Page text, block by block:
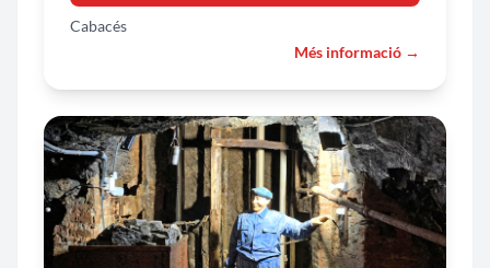
Cabacés
Més informació →